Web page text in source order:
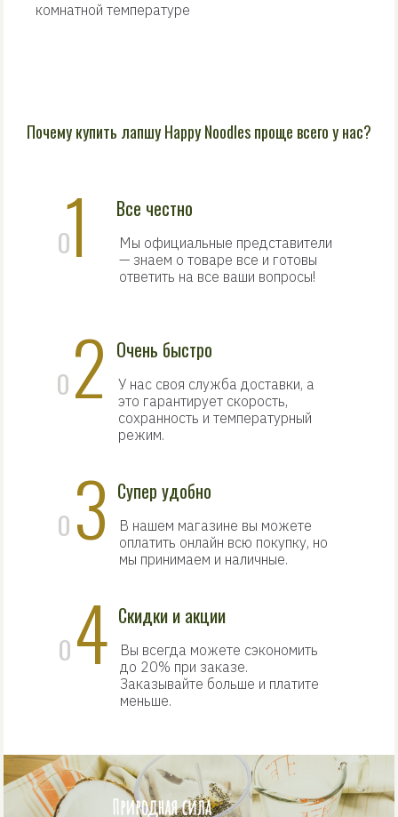
комнатной температуре
Почему купить лапшу Happy Noodles проще всего у нас?
1
0
Все честно
Мы официальные представители
— знаем о товаре все и готовы
ответить на все ваши вопросы!
2
0
Очень быстро
У нас своя служба доставки, а
это гарантирует скорость,
сохранность и температурный
режим.
3
0
Супер удобно
В нашем магазине вы можете
оплатить онлайн всю покупку, но
мы принимаем и наличные.
4
0
Скидки и акции
Вы всегда можете сэкономить
до 20% при заказе.
Заказывайте больше и платите
меньше.